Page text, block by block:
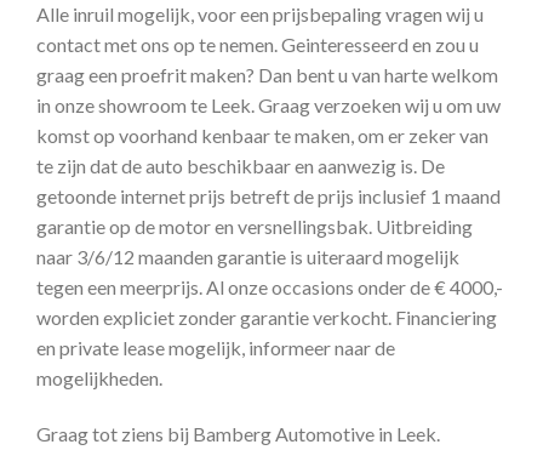
Alle inruil mogelijk, voor een prijsbepaling vragen wij u
contact met ons op te nemen. Geinteresseerd en zou u
graag een proefrit maken? Dan bent u van harte welkom
in onze showroom te Leek. Graag verzoeken wij u om uw
komst op voorhand kenbaar te maken, om er zeker van
te zijn dat de auto beschikbaar en aanwezig is. De
getoonde internet prijs betreft de prijs inclusief 1 maand
garantie op de motor en versnellingsbak. Uitbreiding
naar 3/6/12 maanden garantie is uiteraard mogelijk
tegen een meerprijs. Al onze occasions onder de € 4000,-
worden expliciet zonder garantie verkocht. Financiering
en private lease mogelijk, informeer naar de
mogelijkheden.
Graag tot ziens bij Bamberg Automotive in Leek.